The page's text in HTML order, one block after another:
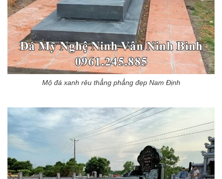
Mộ đá xanh rêu thẳng phẳng đẹp Nam Định